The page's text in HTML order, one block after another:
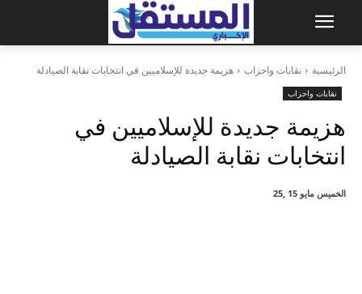
الرئيسية نقابات واحزاب هزيمة جديدة للإسلاميين في انتخابات نقابة الصيادلة
نقابات واحزاب
هزيمة جديدة للإسلاميين في
انتخابات نقابة الصيادلة
الخميس مايو 15 ,25